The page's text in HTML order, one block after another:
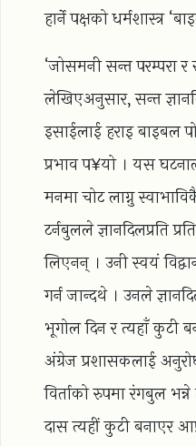
हार्ने पक्षको धर्मशास्त्र
‘जोसमनी सन्त परम्परा र
लेखिएअनुसार, सन्त
इसाईलाई हराइ बाइबल
प्रभाव प¥यो । यस
मनमा चोट लाग्नु
टर्नबुलले ज्ञानदिलप्रति
लिएनन् । उनी स्वयं
गर्न जान्दथे । उनले
भूगोल दिन र त्यहाँ कुटी
अंग्रेज प्रशासकलाई
विर्ताको रुपमा रंगबुल
दास त्यहीं कुटी बनाएर